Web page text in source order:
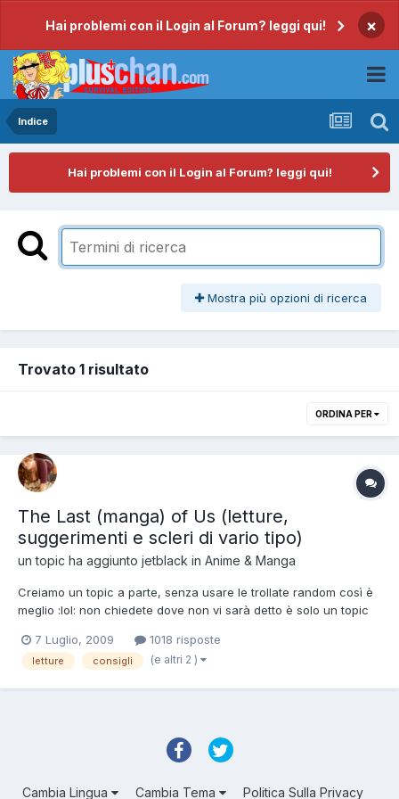
Hai problemi con il Login al Forum? leggi qui! ×
Indice
Hai problemi con il Login al Forum? leggi qui!
Mostra più opzioni di ricerca
Trovato 1 risultato
ORDINA PER
The Last (manga) of Us (letture,
suggerimenti e scleri di vario tipo)
un topic ha aggiunto jetblack in Anime & Manga
Creiamo un topic a parte, senza usare le trollate random così è
meglio :lol: non chiedete dove non vi sarà detto è solo un topic
tradotti e i primi 4 capitoli del terzo (nonché ultimo volume)
sempre di Manabe hann...
7 Luglio, 2009 1018 risposte
letture consigli (e altri 2 )
Cambia Lingua Cambia Tema Politica Sulla Privacy